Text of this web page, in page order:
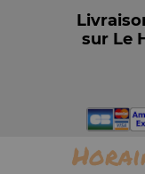
sur Le